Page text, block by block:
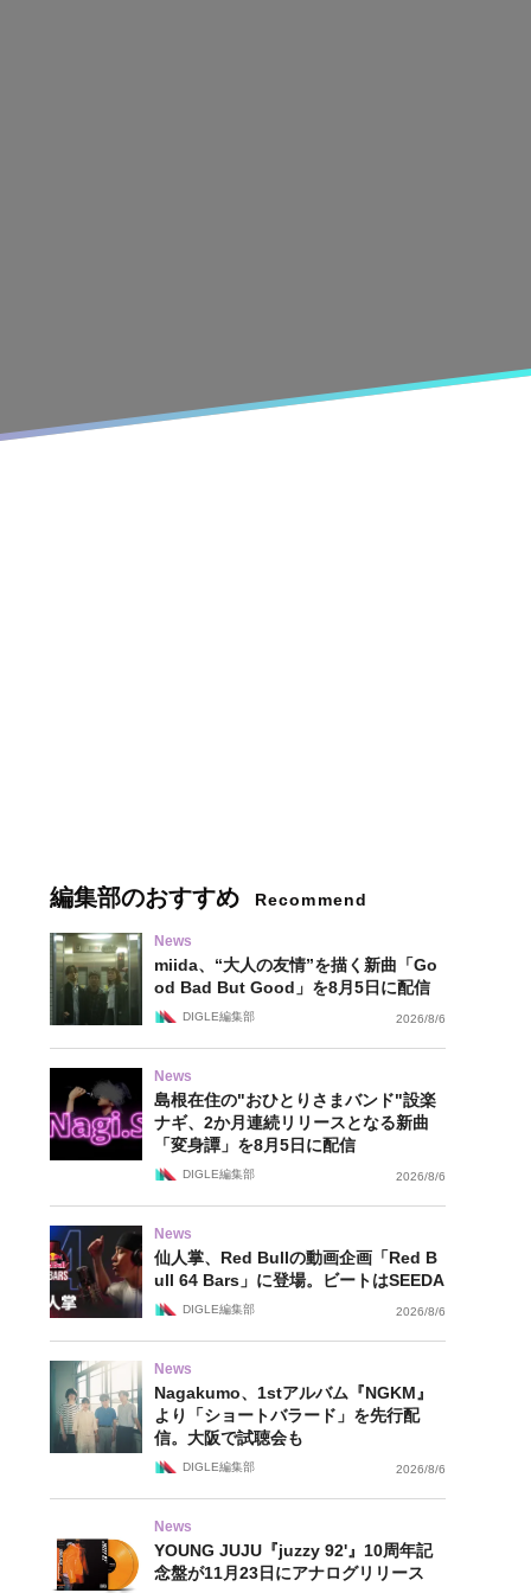
編集部のおすすめ Recommend
News
miida、“大人の友情”を描く新曲「Go
od Bad But Good」を8月5日に配信
DIGLE編集部 2026/8/6
News
島根在住の"おひとりさまバンド"設楽
ナギ、2か月連続リリースとなる新曲
「変身譚」を8月5日に配信
DIGLE編集部 2026/8/6
News
仙人掌、Red Bullの動画企画「Red B
ull 64 Bars」に登場。ビートはSEEDA
DIGLE編集部 2026/8/6
News
Nagakumo、1stアルバム『NGKM』
より「ショートバラード」を先行配
信。大阪で試聴会も
DIGLE編集部 2026/8/6
News
YOUNG JUJU『juzzy 92'』10周年記
念盤が11月23日にアナログリリース